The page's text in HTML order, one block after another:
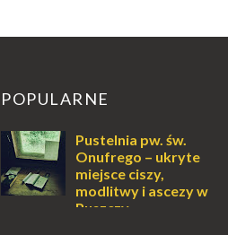
POPULARNE
Pustelnia pw. św.
Onufrego – ukryte
miejsce ciszy,
modlitwy i ascezy w
Puszczy